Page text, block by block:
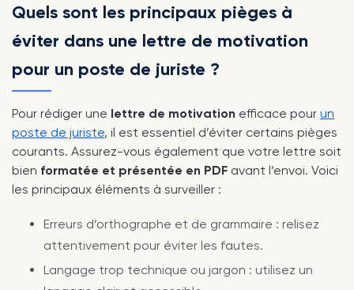
Quels sont les principaux pièges à
éviter dans une lettre de motivation
pour un poste de juriste ?
Pour rédiger une lettre de motivation efficace pour un
poste de juriste, il est essentiel d’éviter certains pièges
courants. Assurez-vous également que votre lettre soit
bien formatée et présentée en PDF avant l’envoi. Voici
les principaux éléments à surveiller :
Erreurs d’orthographe et de grammaire : relisez
attentivement pour éviter les fautes.
Langage trop technique ou jargon : utilisez un